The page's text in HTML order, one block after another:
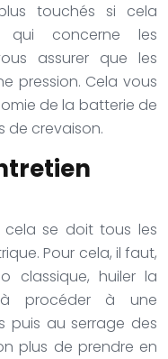
touchés si cela
concerne les
assurer que les
pression. Cela vous
de la batterie de
de crevaison.
se doit tous les
Pour cela, il faut,
classique, huiler la
procéder à une
puis au serrage des
plus de prendre en